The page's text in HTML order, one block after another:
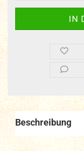
Beschreibung